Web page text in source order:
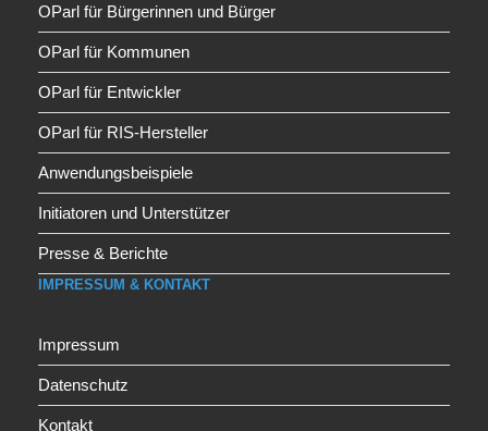
OParl für Bürgerinnen und Bürger
OParl für Kommunen
OParl für Entwickler
OParl für RIS-Hersteller
Anwendungsbeispiele
Initiatoren und Unterstützer
Presse & Berichte
IMPRESSUM & KONTAKT
Impressum
Datenschutz
Kontakt